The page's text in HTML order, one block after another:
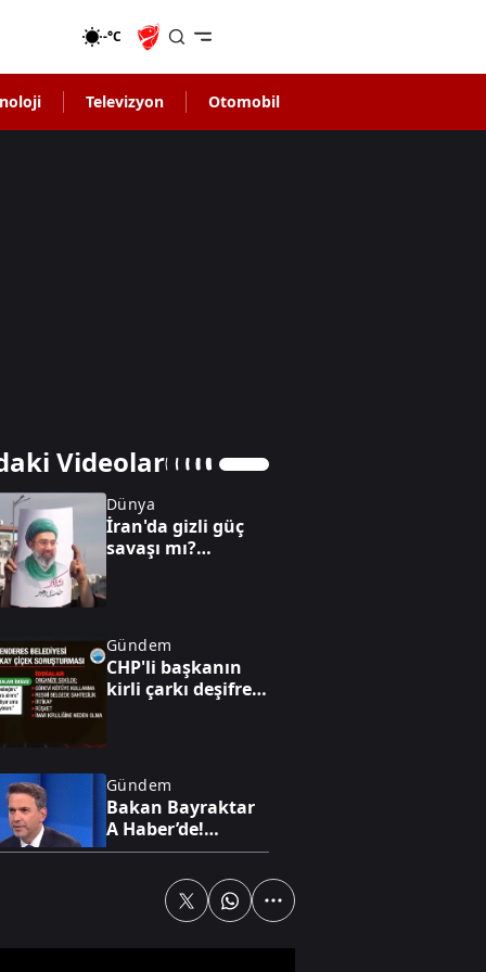
-°C
Televizyon Otomobil
Videolar
Dünya
İran'da gizli güç
savaşı mı?
Gündem
CHP'li başkanın
kirli çarkı deşifre
Gündem
Bakan Bayraktar
A Haber’de!
Karadeniz'de yeni
Türkiye
Bulgaristan'da
Hürmüz'de kritik